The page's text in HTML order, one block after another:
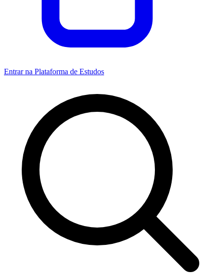
Entrar na Plataforma de Estudos